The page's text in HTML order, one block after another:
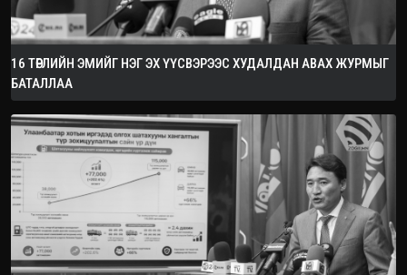
16 ТӨРЛИЙН ЭМИЙГ НЭГ ЭХ ҮҮСВЭРЭЭС ХУДАЛДАН АВАХ ЖУРМЫГ
БАТАЛЛАА